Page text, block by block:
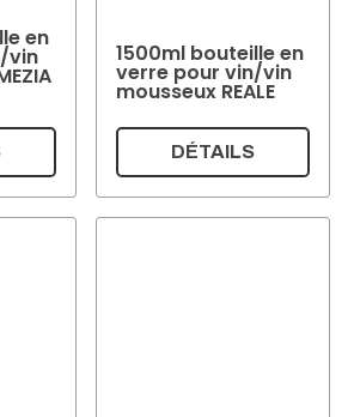
en
vin 1500ml bouteille en
verre pour vin/vin
mousseux REALE
DÉTAILS